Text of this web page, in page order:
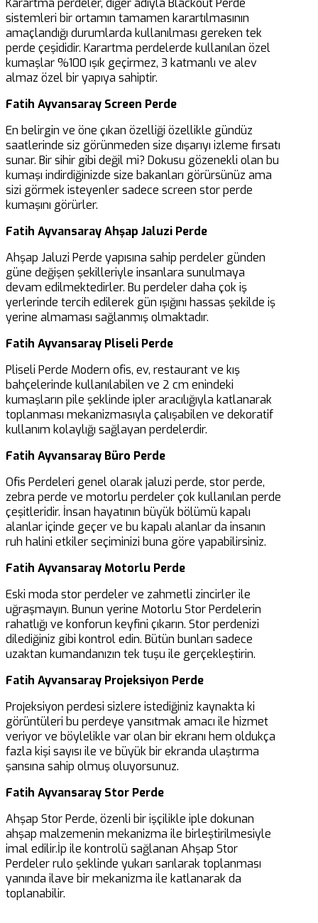
Karartma perdeler, diğer adıyla Blackout Perde
sistemleri bir ortamın tamamen karartılmasının
amaçlandığı durumlarda kullanılması gereken tek
perde çeşididir. Karartma perdelerde kullanılan özel
kumaşlar %100 ışık geçirmez, 3 katmanlı ve alev
almaz özel bir yapıya sahiptir.
Fatih Ayvansaray Screen Perde
En belirgin ve öne çıkan özelliği özellikle gündüz
saatlerinde siz görünmeden size dışarıyı izleme fırsatı
sunar. Bir sihir gibi değil mi? Dokusu gözenekli olan bu
kumaşı indirdiğinizde size bakanları görürsünüz ama
sizi görmek isteyenler sadece screen stor perde
kumaşını görürler.
Fatih Ayvansaray Ahşap Jaluzi Perde
Ahşap Jaluzi Perde yapısına sahip perdeler günden
güne değişen şekilleriyle insanlara sunulmaya
devam edilmektedirler. Bu perdeler daha çok iş
yerlerinde tercih edilerek gün ışığını hassas şekilde iş
yerine almaması sağlanmış olmaktadır.
Fatih Ayvansaray Pliseli Perde
Pliseli Perde Modern ofis, ev, restaurant ve kış
bahçelerinde kullanılabilen ve 2 cm enindeki
kumaşların pile şeklinde ipler aracılığıyla katlanarak
toplanması mekanizmasıyla çalışabilen ve dekoratif
kullanım kolaylığı sağlayan perdelerdir.
Fatih Ayvansaray Büro Perde
Ofis Perdeleri genel olarak jaluzi perde, stor perde,
zebra perde ve motorlu perdeler çok kullanılan perde
çeşitleridir. İnsan hayatının büyük bölümü kapalı
alanlar içinde geçer ve bu kapalı alanlar da insanın
ruh halini etkiler seçiminizi buna göre yapabilirsiniz.
Fatih Ayvansaray Motorlu Perde
Eski moda stor perdeler ve zahmetli zincirler ile
uğraşmayın. Bunun yerine Motorlu Stor Perdelerin
rahatlığı ve konforun keyfini çıkarın. Stor perdenizi
dilediğiniz gibi kontrol edin. Bütün bunları sadece
uzaktan kumandanızın tek tuşu ile gerçekleştirin.
Fatih Ayvansaray Projeksiyon Perde
Projeksiyon perdesi sizlere istediğiniz kaynakta ki
görüntüleri bu perdeye yansıtmak amacı ile hizmet
veriyor ve böylelikle var olan bir ekranı hem oldukça
fazla kişi sayısı ile ve büyük bir ekranda ulaştırma
şansına sahip olmuş oluyorsunuz.
Fatih Ayvansaray Stor Perde
Ahşap Stor Perde, özenli bir işçilikle iple dokunan
ahşap malzemenin mekanizma ile birleştirilmesiyle
imal edilir.İp ile kontrolü sağlanan Ahşap Stor
Perdeler rulo şeklinde yukarı sarılarak toplanması
yanında ilave bir mekanizma ile katlanarak da
toplanabilir.